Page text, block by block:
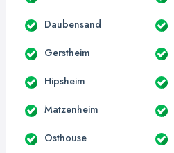
Daubensand
Gerstheim
Hipsheim
Matzenheim
Osthouse